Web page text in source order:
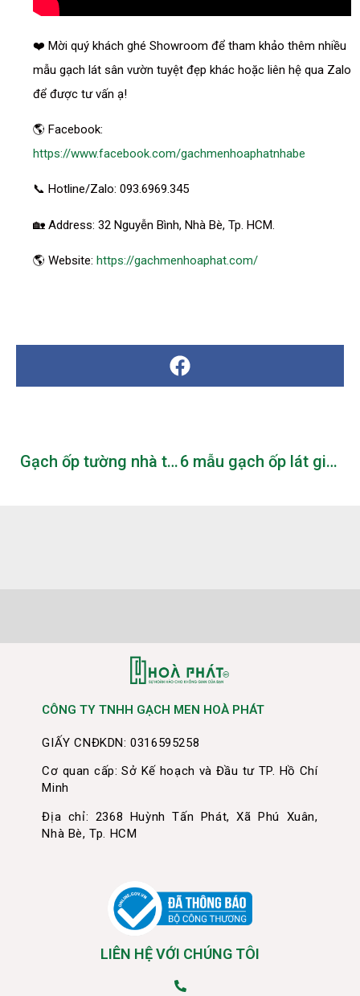
❤️ Mời quý khách ghé Showroom để tham khảo thêm nhiều
mẫu gạch lát sân vườn tuyệt đẹp khác hoặc liên hệ qua Zalo
để được tư vấn ạ!
🌎 Facebook:
https://www.facebook.com/gachmenhoaphatnhabe
📞 Hotline/Zalo: 093.6969.345
🏡 Address: 32 Nguyễn Bình, Nhà Bè, Tp. HCM.
🌎 Website: https://gachmenhoaphat.com/
Gạch ốp tường nhà tắm 40×80 cm hiện đại từ thương hiệu TASA 6 mẫu gạch ốp lát giả gỗ 20×100 cm mới nhất hiện nay
CÔNG TY TNHH GẠCH MEN HOÀ PHÁT
GIẤY CNĐKDN: 0316595258
Cơ quan cấp: Sở Kế hoạch và Đầu tư TP. Hồ Chí
Minh
Địa chỉ: 2368 Huỳnh Tấn Phát, Xã Phú Xuân,
Nhà Bè, Tp. HCM
LIÊN HỆ VỚI CHÚNG TÔI